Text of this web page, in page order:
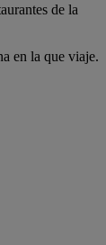
de la
en la que viaje.